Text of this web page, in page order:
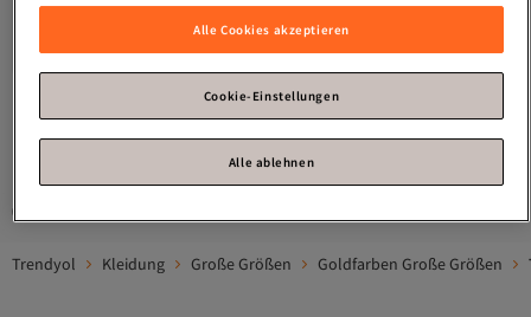
figurbetontes, gestricktes,
glitzerndes, mit Pailletten besetztes,
stilvolles Abendkleid in Übergröße,
Neujahrskleid TBBSS26AH00154
37,
gestrickte Carmen-Kragen-
Strickbluse in Übergröße
TBBSS26AF00136
2.8
Versand kostenlos ab 35€
28,
1
Trendyol Kleidung Große Größen Goldfarben Große Größen
Alle Cookies akzeptieren
Cookie-Einstellungen
Alle ablehnen